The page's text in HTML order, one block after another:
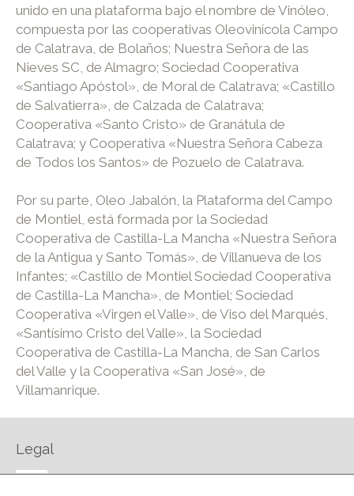
unido en una plataforma bajo el nombre de Vinóleo,
compuesta por las cooperativas Oleovinícola Campo
de Calatrava, de Bolaños; Nuestra Señora de las
Nieves SC, de Almagro; Sociedad Cooperativa
«Santiago Apóstol», de Moral de Calatrava; «Castillo
de Salvatierra», de Calzada de Calatrava;
Cooperativa «Santo Cristo» de Granátula de
Calatrava; y Cooperativa «Nuestra Señora Cabeza
de Todos los Santos» de Pozuelo de Calatrava.
Por su parte, Oleo Jabalón, la Plataforma del Campo
de Montiel, está formada por la Sociedad
Cooperativa de Castilla-La Mancha «Nuestra Señora
de la Antigua y Santo Tomás», de Villanueva de los
Infantes; «Castillo de Montiel Sociedad Cooperativa
de Castilla-La Mancha», de Montiel; Sociedad
Cooperativa «Virgen el Valle», de Viso del Marqués,
«Santísimo Cristo del Valle», la Sociedad
Cooperativa de Castilla-La Mancha, de San Carlos
del Valle y la Cooperativa «San José», de
Villamanrique.
Legal